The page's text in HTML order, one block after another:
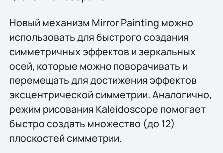
Новый механизм Mirror Painting можно
использовать для быстрого создания
симметричных эффектов и зеркальных
осей, которые можно поворачивать и
перемещать для достижения эффектов
эксцентрической симметрии. Аналогично,
режим рисования Kaleidoscope помогает
быстро создать множество (до 12)
плоскостей симметрии.